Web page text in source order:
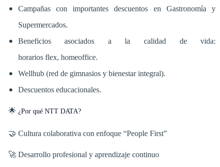
Campañas con importantes descuentos en Gastronomía y
Supermercados.
Beneficios asociados a la calidad de vida:
horarios flex, homeoffice.
Wellhub (red de gimnasios y bienestar integral).
Descuentos educacionales.
🌟 ¿Por qué NTT DATA?
🤝 Cultura colaborativa con enfoque “People First”
🚀 Desarrollo profesional y aprendizaje continuo